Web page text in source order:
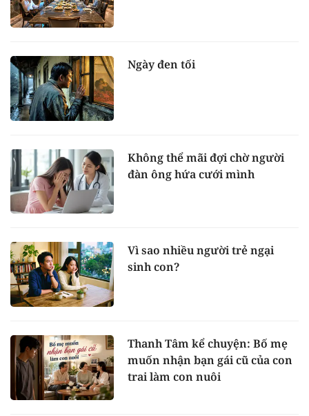
Ngày đen tối
Không thể mãi đợi chờ người
đàn ông hứa cưới mình
Vì sao nhiều người trẻ ngại
sinh con?
Thanh Tâm kể chuyện: Bố mẹ
muốn nhận bạn gái cũ của con
trai làm con nuôi